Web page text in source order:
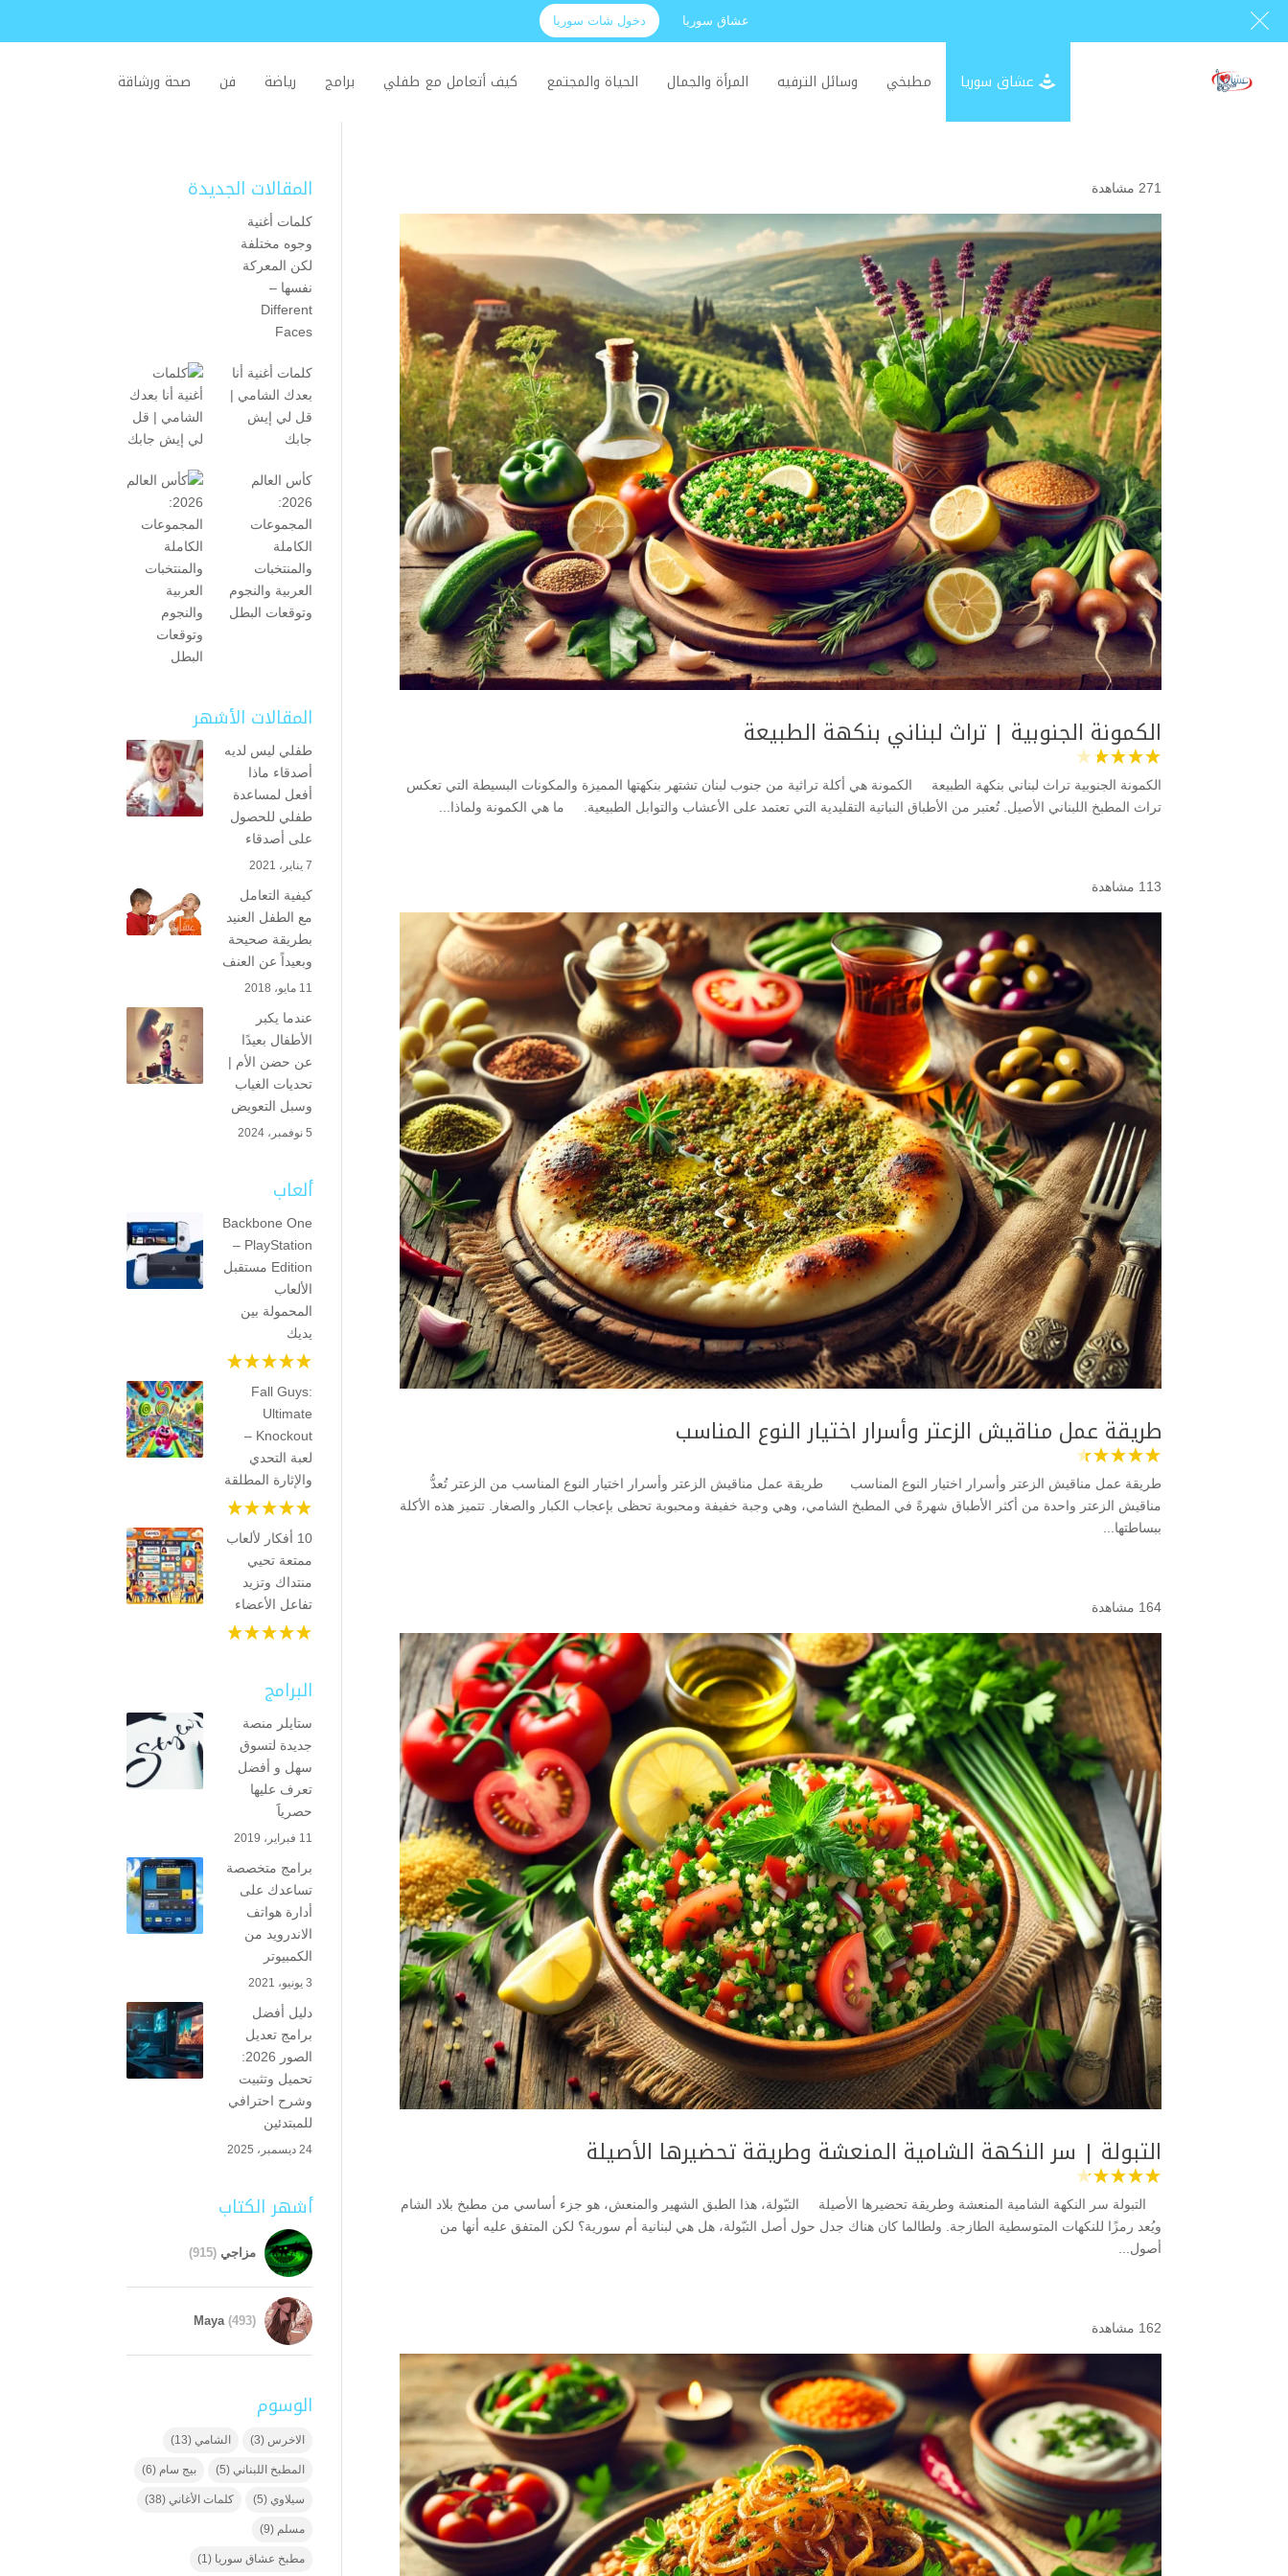
عشاق سوريا دخول شات سوريا
عشاق سوريا مطبخي وسائل الترفيه المرأة والجمال الحياة والمجتمع كيف أتعامل مع طفلي برامج رياضة فن صحة ورشاقة
271 مشاهدة
الكمونة الجنوبية | تراث لبناني بنكهة الطبيعة
الكمونة الجنوبية تراث لبناني بنكهة الطبيعة الكمونة هي أكلة تراثية من جنوب لبنان تشتهر بنكهتها المميزة والمكونات البسيطة التي تعكس
تراث المطبخ اللبناني الأصيل. تُعتبر من الأطباق النباتية التقليدية التي تعتمد على الأعشاب والتوابل الطبيعية. ما هي الكمونة ولماذا...
113 مشاهدة
طريقة عمل مناقيش الزعتر وأسرار اختيار النوع المناسب
طريقة عمل مناقيش الزعتر وأسرار اختيار النوع المناسب طريقة عمل مناقيش الزعتر وأسرار اختيار النوع المناسب من الزعتر تُعدُّ
مناقيش الزعتر واحدة من أكثر الأطباق شهرةً في المطبخ الشامي، وهي وجبة خفيفة ومحبوبة تحظى بإعجاب الكبار والصغار. تتميز هذه الأكلة
ببساطتها...
164 مشاهدة
التبولة | سر النكهة الشامية المنعشة وطريقة تحضيرها الأصيلة
التبولة سر النكهة الشامية المنعشة وطريقة تحضيرها الأصيلة التبّولة، هذا الطبق الشهير والمنعش، هو جزء أساسي من مطبخ بلاد الشام
ويُعد رمزًا للنكهات المتوسطية الطازجة. ولطالما كان هناك جدل حول أصل التبّولة، هل هي لبنانية أم سورية؟ لكن المتفق عليه أنها من
أصول...
162 مشاهدة
المقالات الجديدة
كلمات أغنية
وجوه مختلفة
لكن المعركة
نفسها –
Different
Faces
كلمات أغنية أنا
بعدك الشامي |
قل لي إيش
جابك
كأس العالم
2026:
المجموعات
الكاملة
والمنتخبات
العربية والنجوم
وتوقعات البطل
المقالات الأشهر
طفلي ليس لديه
أصدقاء ماذا
أفعل لمساعدة
طفلي للحصول
على أصدقاء
7 يناير، 2021
كيفية التعامل
مع الطفل العنيد
بطريقة صحيحة
وبعيداً عن العنف
11 مايو، 2018
عندما يكبر
الأطفال بعيدًا
عن حضن الأم |
تحديات الغياب
وسبل التعويض
5 نوفمبر، 2024
ألعاب
Backbone One
– PlayStation
Edition مستقبل
الألعاب
المحمولة بين
يديك
Fall Guys:
Ultimate
Knockout –
لعبة التحدي
والإثارة المطلقة
10 أفكار لألعاب
ممتعة تحيي
منتداك وتزيد
تفاعل الأعضاء
البرامج
ستايلر منصة
جديدة لتسوق
سهل و أفضل
تعرف عليها
حصرياََ
11 فبراير، 2019
برامج متخصصة
تساعدك على
أدارة هواتف
الاندرويد من
الكمبيوتر
3 يونيو، 2021
دليل أفضل
برامج تعديل
الصور 2026:
تحميل وتثبيت
وشرح احترافي
للمبتدئين
24 ديسمبر، 2025
أشهر الكتاب
مزاجي (915)
Maya (493)
الوسوم
الاخرس (3) الشامي (13)
المطبخ اللبناني (5) بيج سام (6)
سيلاوي (5) كلمات الأغاني (38)
مسلم (9)
مطبخ عشاق سوريا (1)